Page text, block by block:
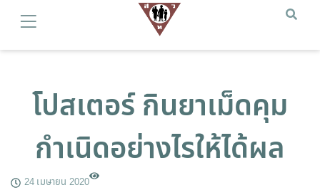
โปสเตอร์ กินยาเม็ดคุม
กำเนิดอย่างไรให้ได้ผล
24 เมษายน 2020